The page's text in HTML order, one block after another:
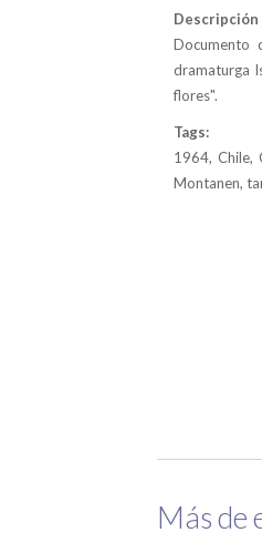
Documento
dramaturga
flores".
Tags:
1964, Chile,
Montanen,
Más de